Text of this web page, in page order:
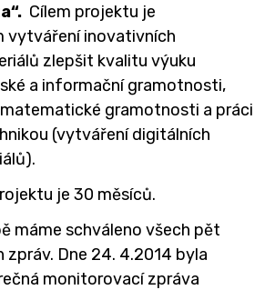
informace
(whistleblowing)
PRACOVIŠTĚ ↓
Cílem projektu je
vytváření inovativních
zlepšit kvalitu výuku
a informační gramotnosti,
gramotnosti a práci
(vytváření digitálních
je 30 měsíců.
máme schváleno všech pět
Dne 24. 4.2014 byla
monitorovací zpráva